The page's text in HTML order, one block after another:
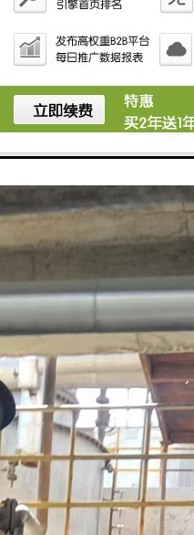
方案，确保拆除过程的安全性和
，确保拆除工作合法合规。
应的环保措施。